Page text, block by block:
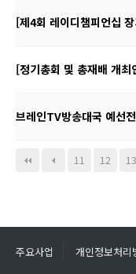
[제4회 레이디챔피언십
[정기총회 및 총재배 개최
브레인TV방송대국 예선
11 12 13
주요사업 개인정보처리